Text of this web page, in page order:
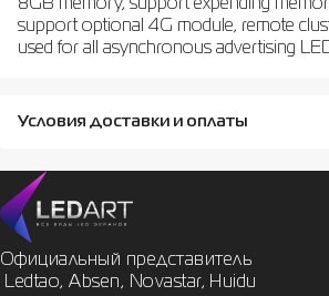
8GB memory, support expending
support optional 4G module, remote
used for all asynchronous advertising
Условия доставки и оплаты
Официальный представитель
Ledtao, Absen, Novastar, Huidu